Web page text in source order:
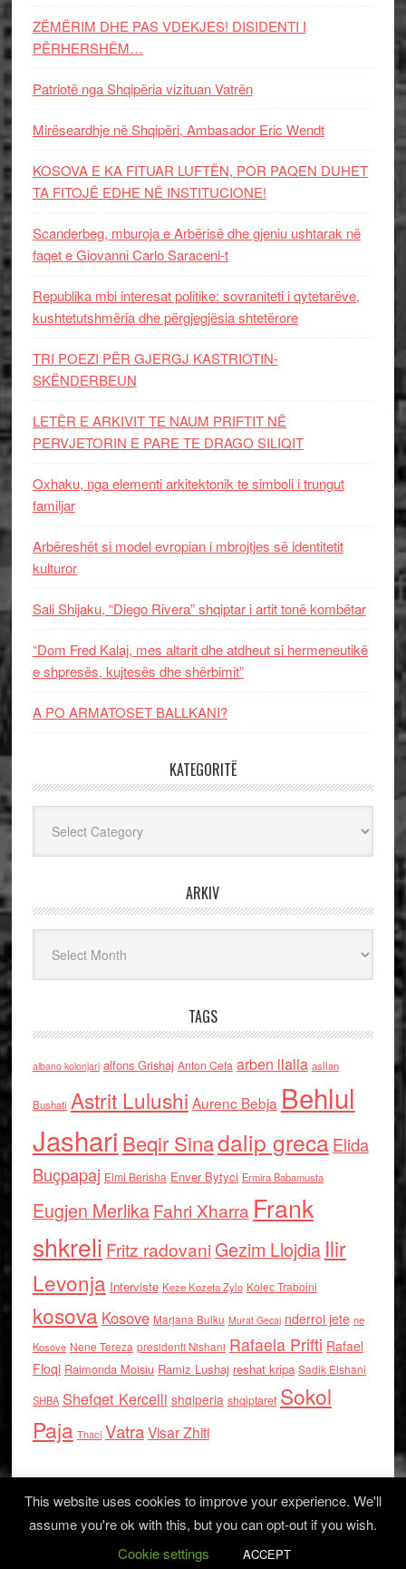
ZËMËRIM DHE PAS VDEKJES! DISIDENTI I
PËRHERSHËM…
Patriotë nga Shqipëria vizituan Vatrën
Mirëseardhje në Shqipëri, Ambasador Eric Wendt
KOSOVA E KA FITUAR LUFTËN, POR PAQEN DUHET
TA FITOJË EDHE NË INSTITUCIONE!
Scanderbeg, mburoja e Arbërisë dhe gjeniu ushtarak në
faqet e Giovanni Carlo Saraceni-t
Republika mbi interesat politike: sovraniteti i qytetarëve,
kushtetutshmëria dhe përgjegjësia shtetërore
TRI POEZI PËR GJERGJ KASTRIOTIN-
SKËNDERBEUN
LETËR E ARKIVIT TE NAUM PRIFTIT NË
PERVJETORIN E PARE TE DRAGO SILIQIT
Oxhaku, nga elementi arkitektonik te simboli i trungut
familjar
Arbëreshët si model evropian i mbrojtjes së identitetit
kulturor
Sali Shijaku, “Diego Rivera” shqiptar i artit tonë kombëtar
“Dom Fred Kalaj, mes altarit dhe atdheut si hermeneutikë
e shpresës, kujtesës dhe shërbimit”
A PO ARMATOSET BALLKANI?
KATEGORITË
ARKIV
TAGS
albano kolonjari alfons Grishaj Anton Cefa arben llalla asllan
Bushati Astrit Lulushi Aurenc Bebja Behlul
Jashari Beqir Sinadalip grecaElida
Buçpapaj Elmi Berisha Enver Bytyci Ermira Babamusta
Eugjen MerlikaFahri Xharra Frank
shkreli Fritz radovaniGezim Llojdia Ilir
Levonja Interviste Keze Kozeta Zylo Kolec Traboini
kosova Kosove Marjana Bulku Murat Gecaj nderroi jete ne
Kosove Nene Tereza presidenti Nishani Rafaela Prifti Rafael
Floqi Raimonda Moisiu Ramiz Lushaj reshat kripa Sadik Elshani
SHBA Shefqet Kercelli shqiperia shqiptaret Sokol
Paja Thaci VatraVisar Zhiti
Log in
This website uses cookies to improve your experience. We'll
assume you're ok with this, but you can opt-out if you wish.
Cookie settings
ACCEPT